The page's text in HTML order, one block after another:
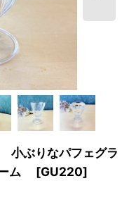
ぶりなパフェグラ
ム
[GU220]